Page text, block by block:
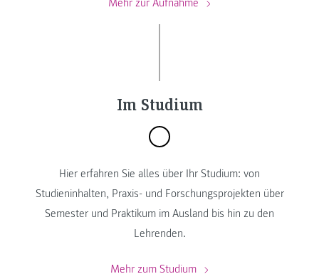
Mehr zur Aufnahme
Im Studium
Hier erfahren Sie alles über Ihr Studium: von
Studieninhalten, Praxis- und Forschungsprojekten über
Semester und Praktikum im Ausland bis hin zu den
Lehrenden.
Mehr zum Studium